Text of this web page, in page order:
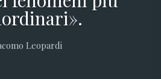
Leopardi